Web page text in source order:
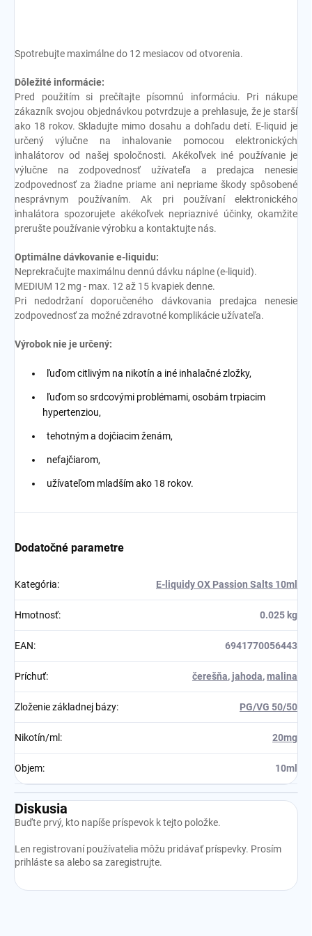
Spotrebujte maximálne do 12 mesiacov od otvorenia.
Dôležité informácie:
Pred použitím si prečítajte písomnú informáciu. Pri nákupe
zákazník svojou objednávkou potvrdzuje a prehlasuje, že je starší
ako 18 rokov. Skladujte mimo dosahu a dohľadu detí. E-liquid je
určený výlučne na inhalovanie pomocou elektronických
inhalátorov od našej spoločnosti. Akékoľvek iné používanie je
výlučne na zodpovednosť užívateľa a predajca nenesie
zodpovednosť za žiadne priame ani nepriame škody spôsobené
nesprávnym používaním. Ak pri používaní elektronického
inhalátora spozorujete akékoľvek nepriaznivé účinky, okamžite
prerušte používanie výrobku a kontaktujte nás.
Optimálne dávkovanie e-liquidu:
Neprekračujte maximálnu dennú dávku náplne (e-liquid).
MEDIUM 12 mg - max. 12 až 15 kvapiek denne.
Pri nedodržaní doporučeného dávkovania predajca nenesie
zodpovednosť za možné zdravotné komplikácie užívateľa.
Výrobok nie je určený:
ľuďom citlivým na nikotín a iné inhalačné zložky,
ľuďom so srdcovými problémami, osobám trpiacim
hypertenziou,
tehotným a dojčiacim ženám,
nefajčiarom,
užívateľom mladším ako 18 rokov.
Dodatočné parametre
Kategória: E-liquidy OX Passion Salts 10ml
Hmotnosť: 0.025 kg
EAN: 6941770056443
Príchuť: čerešňa, jahoda,malina
Zloženie základnej bázy: PG/VG 50/50
Nikotín/ml : 20mg
Objem: 10ml
Diskusia
Buďte prvý, kto napíše príspevok k tejto položke.
Len registrovaní používatelia môžu pridávať príspevky. Prosím
prihláste sa alebo sa zaregistrujte.